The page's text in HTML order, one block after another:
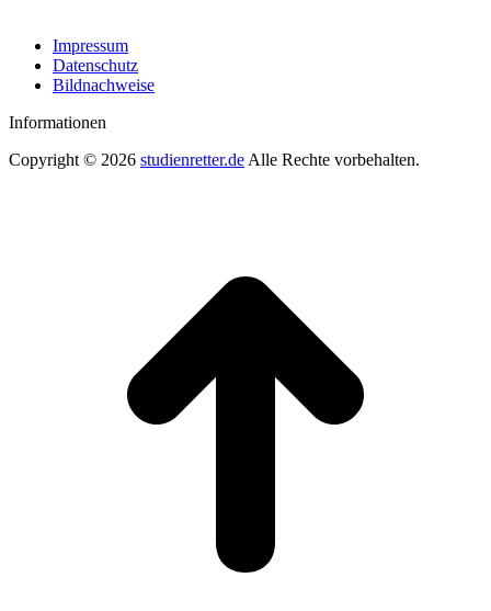
Impressum
Datenschutz
Bildnachweise
Informationen
Copyright © 2026 studienretter.de Alle Rechte vorbehalten.